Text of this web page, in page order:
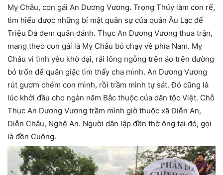
Mỵ Châu, con gái An Dương Vương. Trọng Thủy làm con rể,
tìm hiểu được những bí mật quân sự của quân Âu Lạc để
Triệu Đà đem quân đánh. Thục An Dương Vương thua trận,
mang theo con gái là Mỵ Châu bỏ chạy về phía Nam. Mỵ
Châu vì tình yêu khờ dại, rải lông ngỗng trên áo trên đường
bỏ trốn để quân giặc tìm thấy cha mình. An Dương Vương
rút gươm chém con mình, rồi trầm mình tự sát. Đó cũng là
lúc khởi đầu cho ngàn năm Bắc thuộc của dân tộc Việt. Chỗ
Thục An Dương Vương trầm mình giờ thuộc xã Diễn An,
Diễn Châu, Nghệ An. Người dân lập đền thờ ông tại đó, gọi
là đền Cuông.